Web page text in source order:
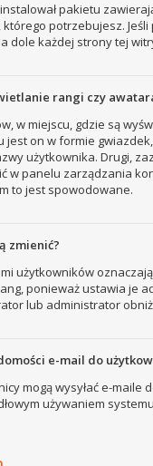
pakietu
potrzebujesz.
dole każdej strony tej
rangi czy
w miejscu, gdzie są
jest on w formie
użytkownika. Drugi,
w panelu zarządzania
to jest spowodowane.
zmienić?
użytkowników
ponieważ ustawia je
lub administrator
e-mail do
mogą wysyłać e-maile
używaniem